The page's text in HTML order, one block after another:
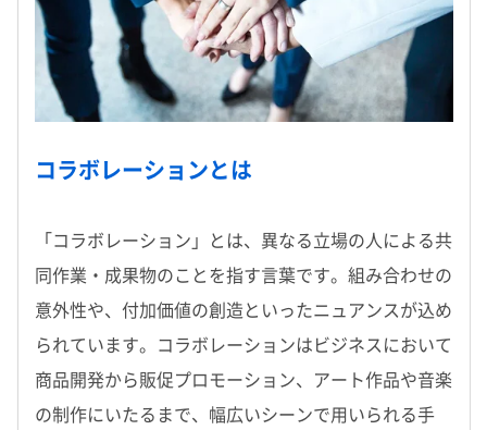
コラボレーションとは
「コラボレーション」とは、異なる立場の人による共
同作業・成果物のことを指す言葉です。組み合わせの
意外性や、付加価値の創造といったニュアンスが込め
られています。コラボレーションはビジネスにおいて
商品開発から販促プロモーション、アート作品や音楽
の制作にいたるまで、幅広いシーンで用いられる手